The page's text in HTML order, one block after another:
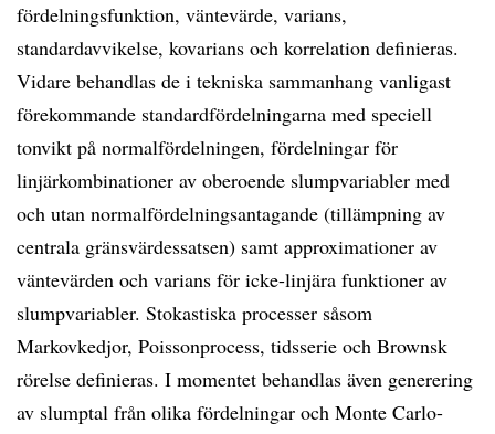
fördelningsfunktion, väntevärde, varians,
standardavvikelse, kovarians och korrelation definieras.
Vidare behandlas de i tekniska sammanhang vanligast
förekommande standardfördelningarna med speciell
tonvikt på normalfördelningen, fördelningar för
linjärkombinationer av oberoende slumpvariabler med
och utan normalfördelningsantagande (tillämpning av
centrala gränsvärdessatsen) samt approximationer av
väntevärden och varians för icke-linjära funktioner av
slumpvariabler. Stokastiska processer såsom
Markovkedjor, Poissonprocess, tidsserie och Brownsk
rörelse definieras. I momentet behandlas även generering
av slumptal från olika fördelningar och Monte Carlo-